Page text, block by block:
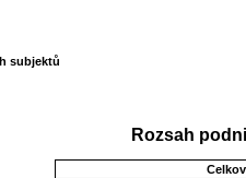
subjektů
Rozsah